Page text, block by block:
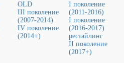
OLD
III поколение
(2007-2014)
IV поколение
(2014+)
I поколение
(2011-2016)
I поколение
(2016-2017)
рестайлинг
II поколение
(2017+)